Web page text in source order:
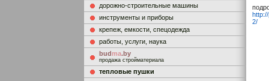
дорожно-строительные машины
инструменты и приборы
крепеж, емкости, спецодежда
работы, услуги, наука
budma.by
продажа стройматериала
тепловые пушки
2/